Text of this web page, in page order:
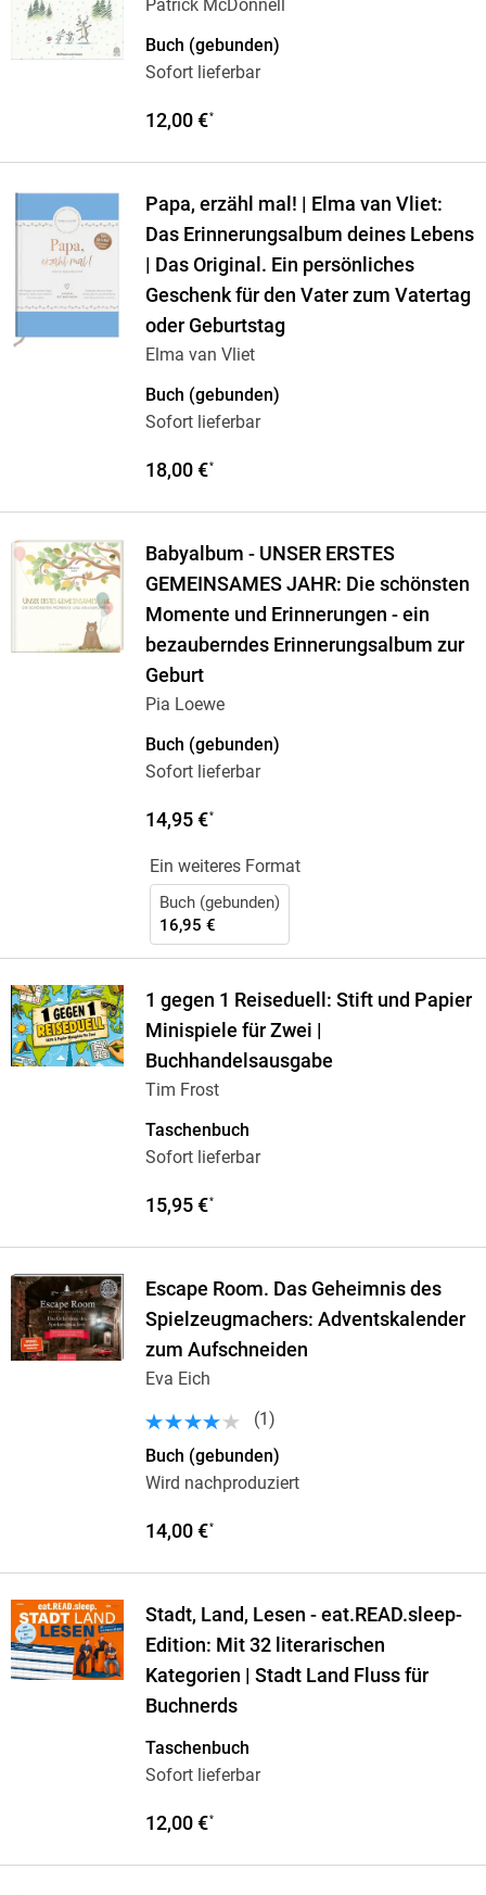
Patrick McDonnell
Buch (gebunden)
Sofort lieferbar
12,00 €*
Papa, erzähl mal! | Elma van Vliet:
Das Erinnerungsalbum deines Lebens
| Das Original. Ein persönliches
Geschenk für den Vater zum Vatertag
oder Geburtstag
Elma van Vliet
Buch (gebunden)
Sofort lieferbar
18,00 €*
Babyalbum - UNSER ERSTES
GEMEINSAMES JAHR: Die schönsten
Momente und Erinnerungen - ein
bezauberndes Erinnerungsalbum zur
Geburt
Pia Loewe
Buch (gebunden)
Sofort lieferbar
14,95 €*
Ein weiteres Format
Buch (gebunden)
16,95 €
1 gegen 1 Reiseduell: Stift und Papier
Minispiele für Zwei |
Buchhandelsausgabe
Tim Frost
Taschenbuch
Sofort lieferbar
15,95 €*
Escape Room. Das Geheimnis des
Spielzeugmachers: Adventskalender
zum Aufschneiden
Eva Eich
(1 )
Buch (gebunden)
Wird nachproduziert
14,00 €*
Stadt, Land, Lesen - eat.READ.sleep-
Edition: Mit 32 literarischen
Kategorien | Stadt Land Fluss für
Buchnerds
Taschenbuch
Sofort lieferbar
12,00 €*